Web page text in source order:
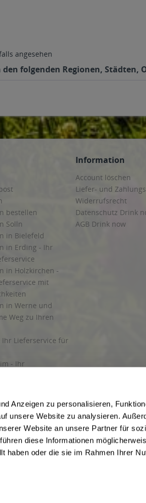
Anzeigen zu personalisieren,
unsere Website zu analysieren.
Website an unsere Partner für
diese Informationen
haben oder die sie im Rahmen Ihrer
angesehen
folgenden Regionen,
bestellen
Solln
in Bielefeld
in Erding - Ihr
in Holzkirchen -
mit
in Werne und
Weg zu Ihren
Lieferservice für
- Ihr
Information
Account löschen
Liefer- und
Widerrufsrecht
Datenschutz Drink
AGB Drink now